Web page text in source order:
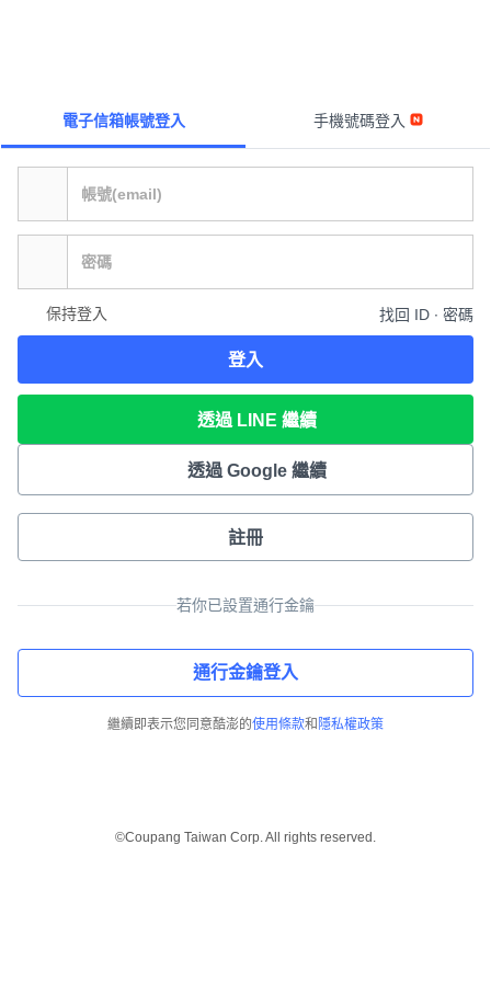
電子信箱帳號登入 手機號碼登入
保持登入 找回 ID ∙ 密碼
登入
透過 LINE 繼續
透過 Google 繼續
註冊
若你已設置通行金鑰
通行金鑰登入
繼續即表示您同意酷澎的使用條款和 隱私權政策
©Coupang Taiwan Corp. All rights reserved.